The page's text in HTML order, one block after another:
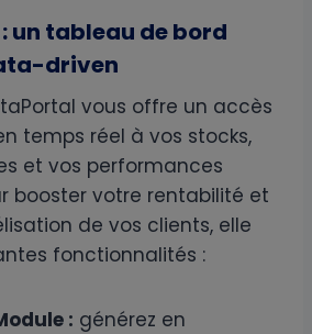
un tableau de bord
driven
vous offre un accès
temps réel à vos stocks,
et vos performances
booster votre rentabilité et
de vos clients, elle
fonctionnalités :
: générez en